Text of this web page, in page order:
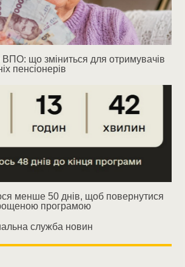
що зміниться для отримувачів
пенсіонерів
менше 50 днів, щоб повернутися
програмою
служба новин